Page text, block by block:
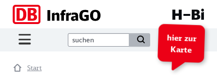
Direkt zum Inhalt
H–Bi
hier zur
Karte
Start